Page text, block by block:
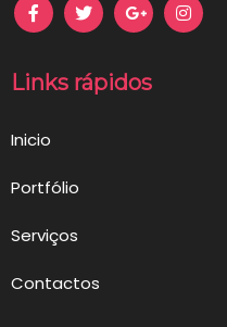
Links rápidos
Inicio
Portfólio
Serviços
Contactos